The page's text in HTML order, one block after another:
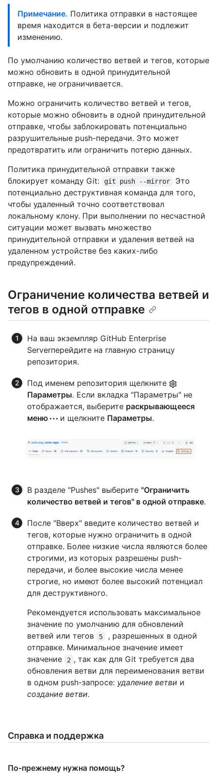
Примечание. Политика отправки в настоящее
время находится в бета-версии и подлежит
изменению.
По умолчанию количество ветвей и тегов, которые
можно обновить в одной принудительной
отправке, не ограничивается.
Можно ограничить количество ветвей и тегов,
которые можно обновить в одной принудительной
отправке, чтобы заблокировать потенциально
разрушительные push-передачи. Это может
предотвратить или ограничить потерю данных.
Политика принудительной отправки также
блокирует команду Git:
git push --mirror
Это
потенциально деструктивная команда для того,
чтобы удаленный точно соответствовал
локальному клону. При выполнении по несчастной
ситуации может вызвать множество
принудительной отправки и удаления ветвей на
удаленном устройстве без каких-либо
предупреждений.
Ограничение количества ветвей и
тегов в одной отправке
На ваш экземпляр GitHub Enterprise
Serverперейдите на главную страницу
репозитория.
Под именем репозитория щелкните
Параметры. Если вкладка "Параметры" не
отображается, выберите раскрывающееся
меню
и щелкните Параметры.
В разделе "Pushes" выберите "Ограничить
количество ветвей и тегов" в одной отправке.
После "Вверх" введите количество ветвей и
тегов, которые нужно ограничить в одной
отправке. Более низкие числа являются более
строгими, из которых разрешены push-
передачи, и более высокие числа менее
строгие, но имеют более высокий потенциал
для деструктивного.
Рекомендуется использовать максимальное
значение по умолчанию для обновлений
ветвей или тегов
5
, разрешенных в одной
отправке. Минимальное значение имеет
значение
2 , так как для Git требуется два
обновления ветви для переименования ветви
в одном push-запросе: удаление ветви и
создание ветви.
Справка и поддержка
По-прежнему нужна помощь?